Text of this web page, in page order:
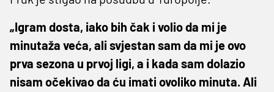
„Igram dosta, iako bih čak i volio da mi je
minutaža veća, ali svjestan sam da mi je ovo
prva sezona u prvoj ligi, a i kada sam dolazio
nisam očekivao da ću imati ovoliko minuta. Ali